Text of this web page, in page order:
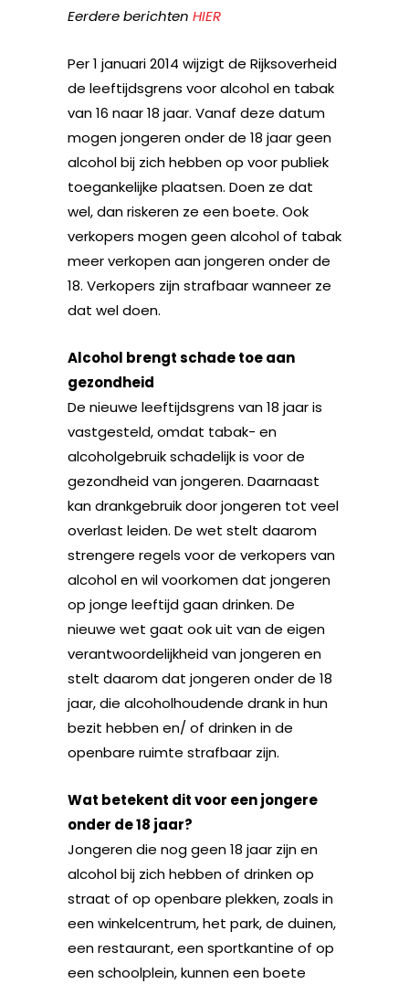
Eerdere berichten HIER
Per 1 januari 2014 wijzigt de Rijksoverheid
de leeftijdsgrens voor alcohol en tabak
van 16 naar 18 jaar. Vanaf deze datum
mogen jongeren onder de 18 jaar geen
alcohol bij zich hebben op voor publiek
toegankelijke plaatsen. Doen ze dat
wel, dan riskeren ze een boete. Ook
verkopers mogen geen alcohol of tabak
meer verkopen aan jongeren onder de
18. Verkopers zijn strafbaar wanneer ze
dat wel doen.
Alcohol brengt schade toe aan
gezondheid
De nieuwe leeftijdsgrens van 18 jaar is
vastgesteld, omdat tabak- en
alcoholgebruik schadelijk is voor de
gezondheid van jongeren. Daarnaast
kan drankgebruik door jongeren tot veel
overlast leiden. De wet stelt daarom
strengere regels voor de verkopers van
alcohol en wil voorkomen dat jongeren
op jonge leeftijd gaan drinken. De
nieuwe wet gaat ook uit van de eigen
verantwoordelijkheid van jongeren en
stelt daarom dat jongeren onder de 18
jaar, die alcoholhoudende drank in hun
bezit hebben en/ of drinken in de
openbare ruimte strafbaar zijn.
Wat betekent dit voor een jongere
onder de 18 jaar?
Jongeren die nog geen 18 jaar zijn en
alcohol bij zich hebben of drinken op
straat of op openbare plekken, zoals in
een winkelcentrum, het park, de duinen,
een restaurant, een sportkantine of op
een schoolplein, kunnen een boete